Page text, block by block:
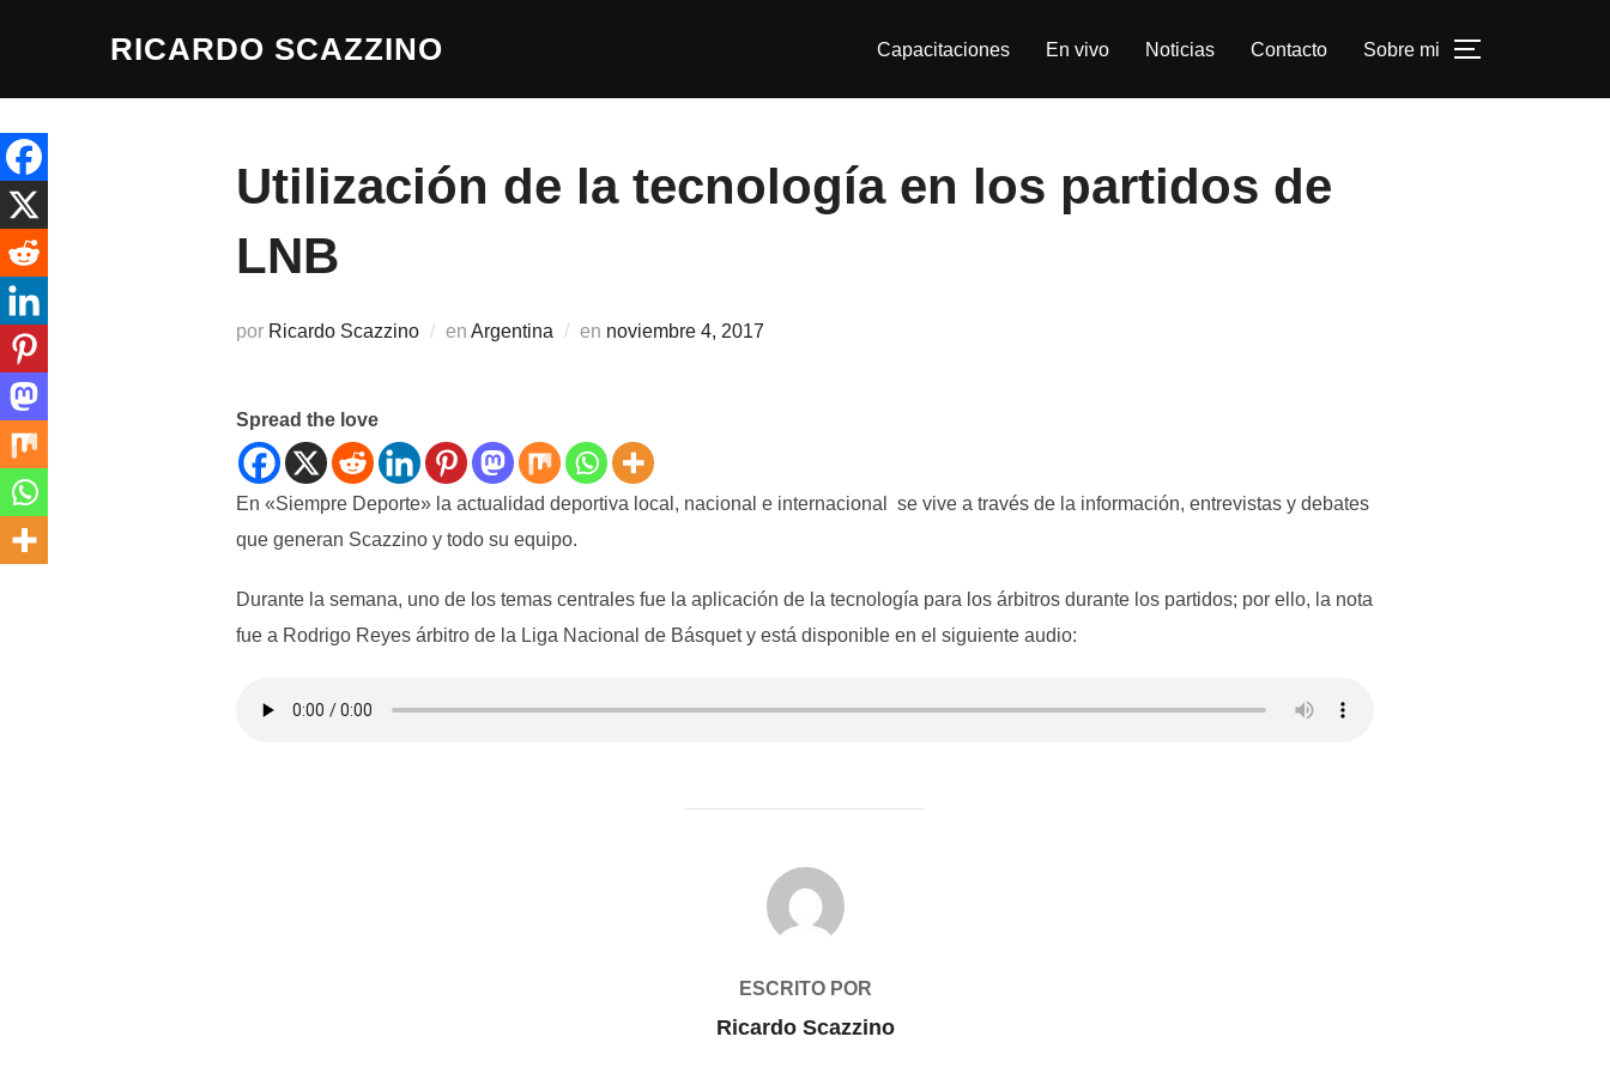
RICARDO SCAZZINO Capacitaciones En vivo Noticias Contacto Sobre mi ALTERNAR
Utilización de la tecnología en los partidos de
LNB
por Ricardo Scazzino en Argentina en Publicado
noviembre 4, 2017
Spread the love
En «Siempre Deporte» la actualidad deportiva local, nacional e internacional se vive a través de la información, entrevistas y debates
que generan Scazzino y todo su equipo.
Durante la semana, uno de los temas centrales fue la aplicación de la tecnología para los árbitros durante los partidos; por ello, la nota
fue a Rodrigo Reyes árbitro de la Liga Nacional de Básquet y está disponible en el siguiente audio:
AUTOR DE LA PUBLICACIÓN
ESCRITO POR
Ricardo Scazzino